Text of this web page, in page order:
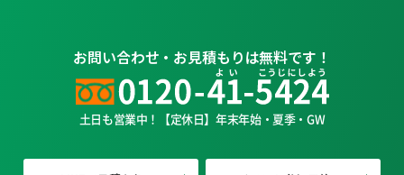
お問い合わせ・お見積もりは無料です！
土日も営業中！【定休日】年末年始・夏季・GW